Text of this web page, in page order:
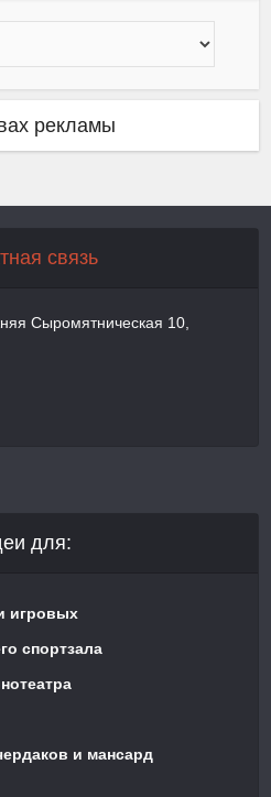
рекламы
связь
Сыромятническая 10,
для:
игровых
спортзала
и мансард